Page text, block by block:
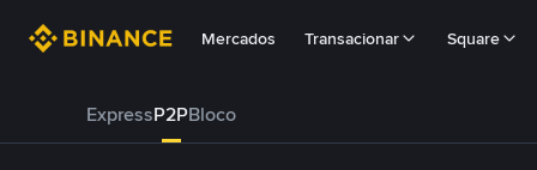
Mercados Transacionar Square
ExpressP2PBloco